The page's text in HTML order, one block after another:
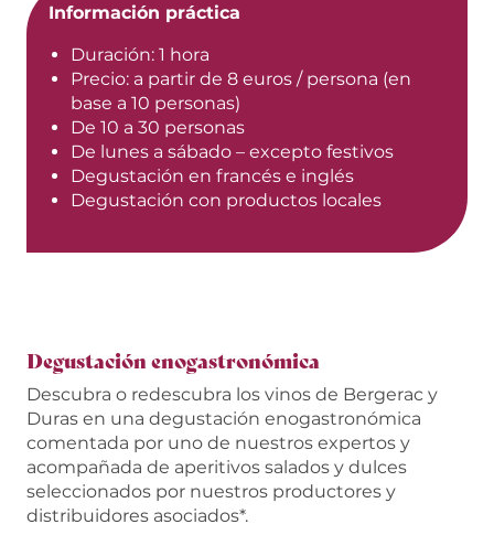
Información práctica
Duración: 1 hora
Precio: a partir de 8 euros / persona (en
base a 10 personas)
De 10 a 30 personas
De lunes a sábado – excepto festivos
Degustación en francés e inglés
Degustación con productos locales
Degustación enogastronómica
Descubra o redescubra los vinos de Bergerac y
Duras en una degustación enogastronómica
comentada por uno de nuestros expertos y
acompañada de aperitivos salados y dulces
seleccionados por nuestros productores y
distribuidores asociados*.